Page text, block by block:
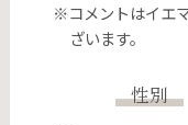
※コメントはイエ
ざいます。
性別